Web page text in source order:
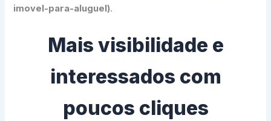
imovel-para-aluguel).
Mais visibilidade e
interessados com
poucos cliques